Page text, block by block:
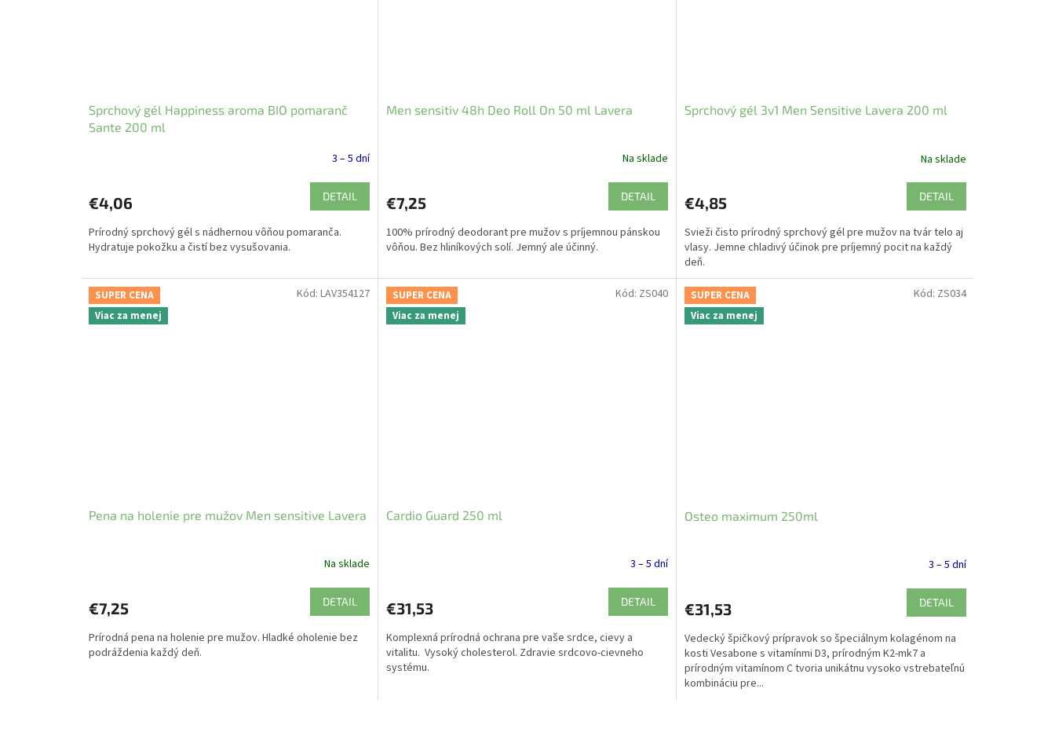
Sprchový gél Happiness aroma BIO pomaranč
Sante 200 ml
3 – 5 dní
€4,06 DETAIL
Prírodný sprchový gél s nádhernou vôňou pomaranča.
Hydratuje pokožku a čistí bez vysušovania.
Men sensitiv 48h Deo Roll On 50 ml Lavera
Na sklade
€7,25 DETAIL
100% prírodný deodorant pre mužov s príjemnou pánskou
vôňou. Bez hliníkových solí. Jemný ale účinný.
Sprchový gél 3v1 Men Sensitive Lavera 200 ml
Na sklade
€4,85 DETAIL
Svieži čisto prírodný sprchový gél pre mužov na tvár telo aj
vlasy. Jemne chladivý účinok pre príjemný pocit na každý
deň.
SUPER CENA
Viac za menej
Pena na holenie pre mužov Men sensitive Lavera
Na sklade
€7,25 DETAIL
Prírodná pena na holenie pre mužov. Hladké oholenie bez
podráždenia každý deň.
Kód:LAV354127
SUPER CENA
Viac za menej
Cardio Guard 250 ml
3 – 5 dní
€31,53 DETAIL
Komplexná prírodná ochrana pre vaše srdce, cievy a
vitalitu. Vysoký cholesterol. Zdravie srdcovo-cievneho
systému.
Kód: ZS040
SUPER CENA
Viac za menej
Osteo maximum 250ml
3 – 5 dní
€31,53 DETAIL
Vedecký špičkový prípravok so špeciálnym kolagénom na
kosti Vesabone s vitamínmi D3, prírodným K2-mk7 a
prírodným vitamínom C tvoria unikátnu vysoko vstrebateľnú
kombináciu pre...
Kód: ZS034